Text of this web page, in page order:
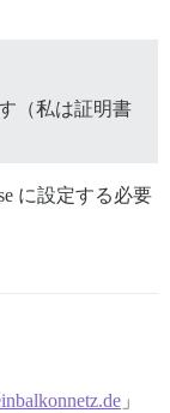
（私は証明書
に設定する必要
」